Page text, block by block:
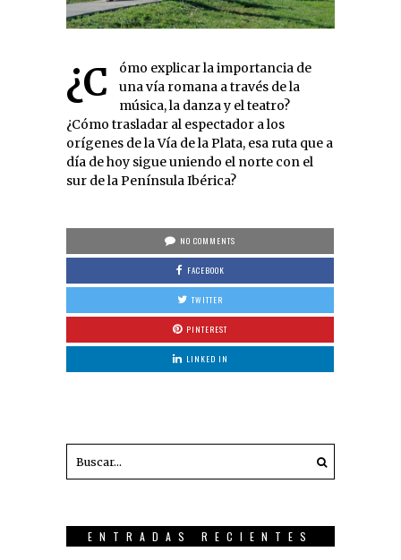
¿Cómo explicar la importancia de
una vía romana a través de la
música, la danza y el teatro?
¿Cómo trasladar al espectador a los
orígenes de la Vía de la Plata, esa ruta que a
día de hoy sigue uniendo el norte con el
sur de la Península Ibérica?
NO COMMENTS
FACEBOOK
TWITTER
PINTEREST
LINKED IN
ENTRADAS RECIENTES